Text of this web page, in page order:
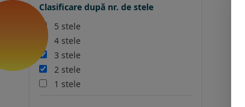
Clasificare după nr. de stele
5 stele
4 stele
3 stele
2 stele
1 stele